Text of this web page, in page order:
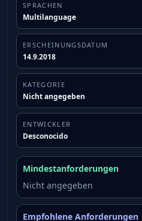
SPRACHEN
Multilanguage
ERSCHEINUNGSDATUM
14.9.2018
KATEGORIE
Nicht angegeben
ENTWICKLER
Desconocido
Mindestanforderungen
Nicht angegeben
Empfohlene Anforderungen